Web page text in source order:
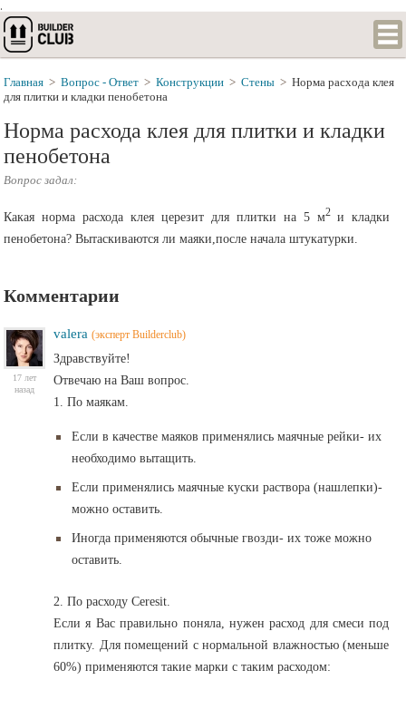
.
Главная > Вопрос - Ответ > Конструкции > Стены > Норма расхода клея
для плитки и кладки пенобетона
Норма расхода клея для плитки и кладки
пенобетона
Вопрос задал:
Какая норма расхода клея церезит для плитки на 5 м2и кладки
пенобетона? Вытаскиваются ли маяки,после начала штукатурки.
Комментарии
17 лет
назад
valera (эксперт Builderclub)
Здравствуйте!
Отвечаю на Ваш вопрос.
1. По маякам.
Если в качестве маяков применялись маячные рейки- их
необходимо вытащить.
Если применялись маячные куски раствора (нашлепки)-
можно оставить.
Иногда применяются обычные гвозди- их тоже можно
оставить.
2. По расходу Ceresit.
Если я Вас правильно поняла, нужен расход для смеси под
плитку. Для помещений с нормальной влажностью (меньше
60%) применяются такие марки с таким расходом: